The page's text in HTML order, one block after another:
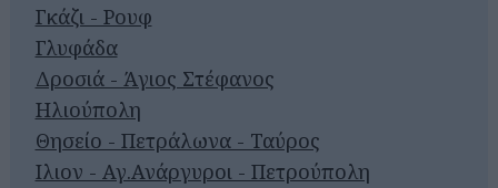
Γκάζι - Ρουφ
Γλυφάδα
Δροσιά - Άγιος Στέφανος
Ηλιούπολη
Θησείο - Πετράλωνα - Ταύρος
Ιλιον - Αγ.Ανάργυροι - Πετρούπολη